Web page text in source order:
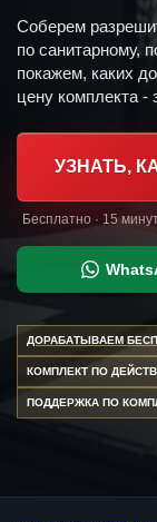
Соберем
по санитарному,
покажем, каких
цену комплекта -
УЗНАТЬ,
Бесплатно · 15
ДОРАБАТЫВАЕМ
КОМПЛЕКТ ПО
ПОДДЕРЖКА ПО